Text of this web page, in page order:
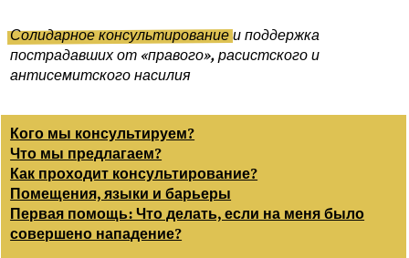
Солидарное консультированиеи поддержка
пострадавших от «правого», расистского и
антисемитского насилия
Кого мы консультируем?
Что мы предлагаем?
Как проходит консультирование?
Помещения, языки и барьеры
Первая помощь: Что делать, если на меня было
совершено нападение?